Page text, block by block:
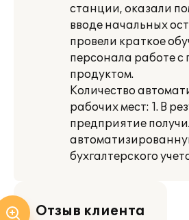
станции, оказали
вводе начальных
провели краткое
персонала работе
продуктом.
Количество
рабочих мест: 1. В
предприятие
бухгалтерского
Отзыв клиента